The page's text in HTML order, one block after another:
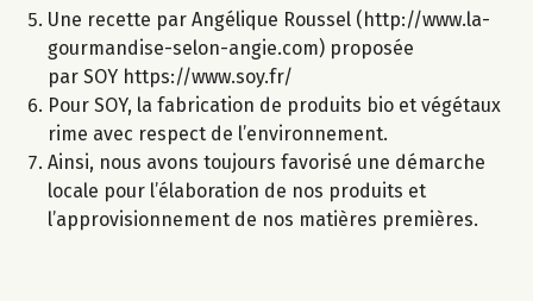
Une recette par Angélique Roussel (http://www.la-
gourmandise-selon-angie.com) proposée
par SOY https://www.soy.fr/
Pour SOY, la fabrication de produits bio et végétaux
rime avec respect de l’environnement.
Ainsi, nous avons toujours favorisé une démarche
locale pour l’élaboration de nos produits et
l’approvisionnement de nos matières premières.